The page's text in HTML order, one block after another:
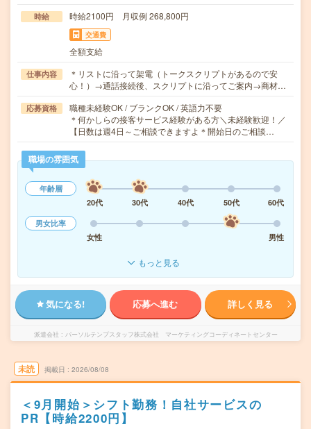
時給 時給2100円 月収例 268,800円
交通費
全額支給
仕事内容
＊リストに沿って架電（トークスクリプトがあるので安
心！）→通話接続後、スクリプトに沿ってご案内→商材…
応募資格
職種未経験OK / ブランクOK / 英語力不要
＊何かしらの接客サービス経験がある方＼未経験歓迎！／
【日数は週4日～ご相談できますよ＊開始日のご相談…
職場の雰囲気
年齢層
20代
30代 40代 50代
60代
男女比率
女性
男性
もっと見る
気になる! 応募へ進む 詳しく見る
派遣会社 パーソルテンプスタッフ株式会社 マーケティングコーディネートセンター
未読 掲載日 2026/08/08
＜9月開始＞シフト勤務！自社サービスの
PR【時給2200円】